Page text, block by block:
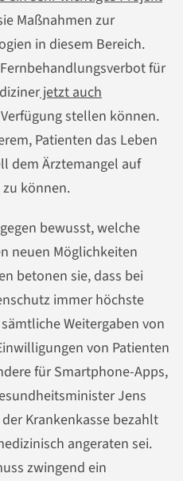
Maßnahmen zur
in diesem Bereich.
für
jetzt auch
stellen können.
Patienten das Leben
dem Ärztemangel auf
können.
bewusst, welche
neuen Möglichkeiten
betonen sie, dass bei
immer höchste
Weitergaben von
von Patienten
für Smartphone-Apps,
Jens
Krankenkasse bezahlt
angeraten sei.
zwingend ein